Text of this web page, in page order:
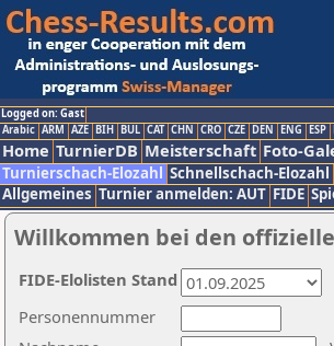
Logged on: Gast
Arabic ARM AZE BIH BUL CAT CHN CRO CZE DEN ENG ESP
Home TurnierDB Meisterschaft Foto-
Turnierschach-Elozahl Schnellschach-Elozahl
Allgemeines Turnier anmelden: AUT FIDE
Willkommen bei den
Personennummer
FIDE-Elolisten Stand